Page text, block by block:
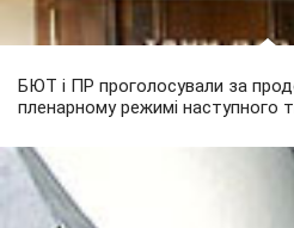
БЮТ і ПР проголосували за
пленарному режимі наступного